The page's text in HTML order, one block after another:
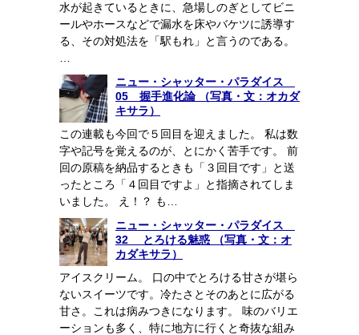
水が起きているときに、急場しのぎとしてビニ
ールやホースなどで漏水を床やバケツに誘導す
る、その対処法を「駅もれ」と言うのである。
ニュー・シャッター・パラダイス
05 握手進化論 （写真・文：オカダ
キサラ）
この連載も今回で５回目を迎えました。 私は数
字や記号を覚えるのが、とにかく苦手です。 前
回の原稿を納品するときも「３回目です」と送
ったところ「４回目ですよ」と指摘されてしま
いました。 え！？ も…
ニュー・シャッター・パラダイス
32 とろける魅惑 （写真・文：オ
カダキサラ）
アイスクリーム。 口の中でとろける甘さが堪ら
ないスイーツです。冷たさとそのあとに広がる
甘さ。これは病みつきになります。 味のバリエ
ーションも多く、特に地方に行くと奇抜な組み